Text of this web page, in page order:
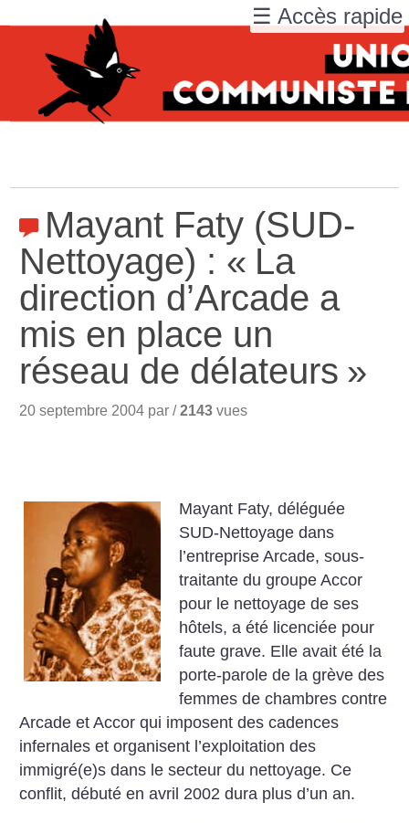
Mayant Faty (SUD-
Nettoyage) : « La
direction d’Arcade a
mis en place un
réseau de délateurs »
20 septembre 2004 par /2143 vues
Mayant Faty, déléguée
SUD-Nettoyage dans
l’entreprise Arcade, sous-
traitante du groupe Accor
pour le nettoyage de ses
hôtels, a été licenciée pour
faute grave. Elle avait été la
porte-parole de la grève des
femmes de chambres contre
Arcade et Accor qui imposent des cadences
infernales et organisent l’exploitation des
immigré(e)s dans le secteur du nettoyage. Ce
conflit, débuté en avril 2002 dura plus d’un an.
☰ Accès rapide